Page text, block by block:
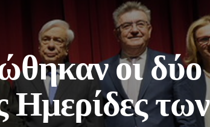
οι δύο
Ημερίδες των